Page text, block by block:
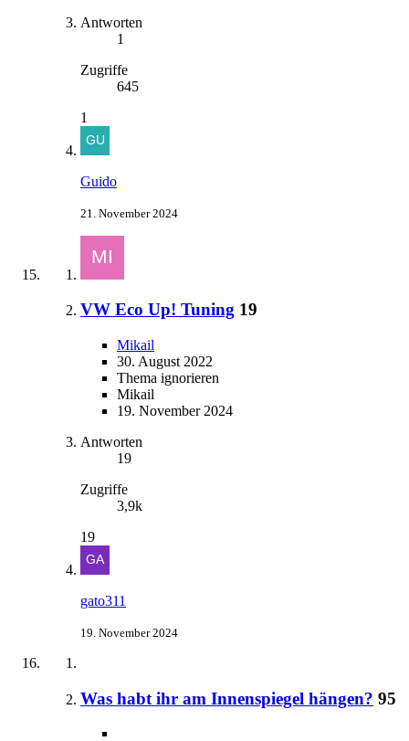
Antworten
1
Zugriffe
645
1
Guido
21. November 2024
VW Eco Up! Tuning 19
Mikail
30. August 2022
Thema ignorieren
Mikail
19. November 2024
Antworten
19
Zugriffe
3,9k
19
gato311
19. November 2024
Was habt ihr am Innenspiegel hängen? 95